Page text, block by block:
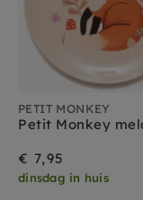
PETIT MONKEY
€ 7,95
dinsdag in huis